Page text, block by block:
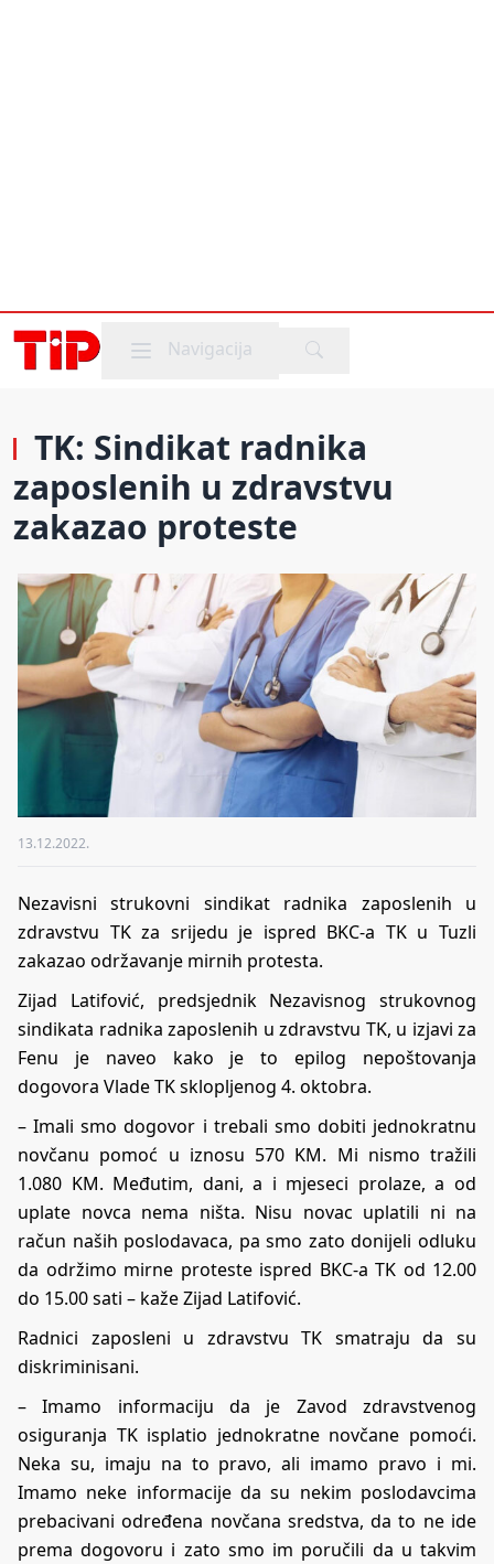
Mobile menu
Navigacija
TK: Sindikat radnika
zaposlenih u zdravstvu
zakazao proteste
13.12.2022.
Nezavisni strukovni sindikat radnika zaposlenih u
zdravstvu TK za srijedu je ispred BKC-a TK u Tuzli
zakazao održavanje mirnih protesta.
Zijad Latifović, predsjednik Nezavisnog strukovnog
sindikata radnika zaposlenih u zdravstvu TK, u izjavi za
Fenu je naveo kako je to epilog nepoštovanja
dogovora Vlade TK sklopljenog 4. oktobra.
– Imali smo dogovor i trebali smo dobiti jednokratnu
novčanu pomoć u iznosu 570 KM. Mi nismo tražili
1.080 KM. Međutim, dani, a i mjeseci prolaze, a od
uplate novca nema ništa. Nisu novac uplatili ni na
račun naših poslodavaca, pa smo zato donijeli odluku
da održimo mirne proteste ispred BKC-a TK od 12.00
do 15.00 sati – kaže Zijad Latifović.
Radnici zaposleni u zdravstvu TK smatraju da su
diskriminisani.
– Imamo informaciju da je Zavod zdravstvenog
osiguranja TK isplatio jednokratne novčane pomoći.
Neka su, imaju na to pravo, ali imamo pravo i mi.
Imamo neke informacije da su nekim poslodavcima
prebacivani određena novčana sredstva, da to ne ide
prema dogovoru i zato smo im poručili da u takvim